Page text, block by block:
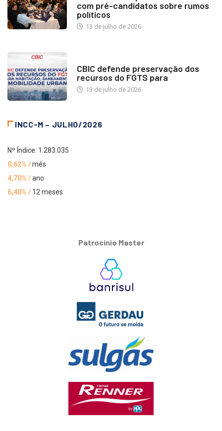
com pré-candidatos sobre rumos
políticos
13 de julho de 2026
CBIC defende preservação dos
recursos do FGTS para
13 de julho de 2026
INCC-M – JULHO/2026
Nº Índice: 1.283.035
0,62% /mês
4,70% /ano
6,40% / 12 meses
Patrocínio Master